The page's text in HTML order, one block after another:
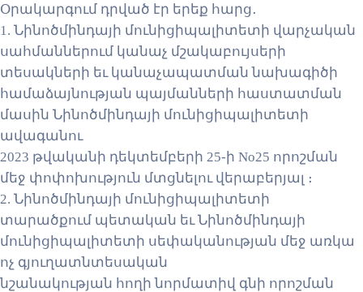
Օրակարգում դրված էր երեք հարց․
1. Նինոծմինդայի մունիցիպալիտետի վարչական
սահմաններում կանաչ մշակաբույսերի
տեսակների եւ կանաչապատման նախագիծի
համաձայնության պայմանների հաստատման
մասին Նինոծմինդայի մունիցիպալիտետի
ավագանու
2023 թվականի դեկտեմբերի 25-ի No25 որոշման
մեջ փոփոխություն մտցնելու վերաբերյալ ։
2. Նինոծմինդայի մունիցիպալիտետի
տարածքում պետական եւ Նինոծմինդայի
մունիցիպալիտետի սեփականության մեջ առկա
ոչ գյուղատնտեսական
նշանակության հողի նորմատիվ գնի որոշման